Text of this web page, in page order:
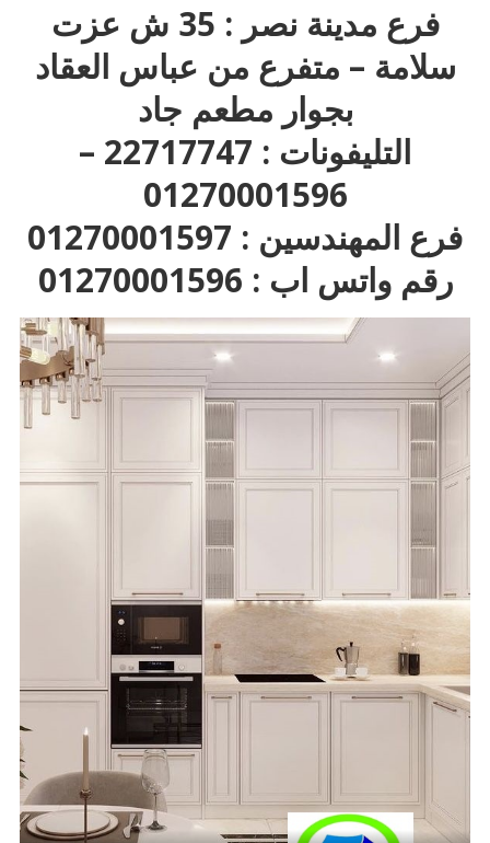
فرع مدينة نصر : 35 ش عزت
سلامة – متفرع من عباس العقاد
بجوار مطعم جاد
التليفونات : 22717747 –
01270001596
فرع المهندسين : 01270001597
رقم واتس اب : 01270001596